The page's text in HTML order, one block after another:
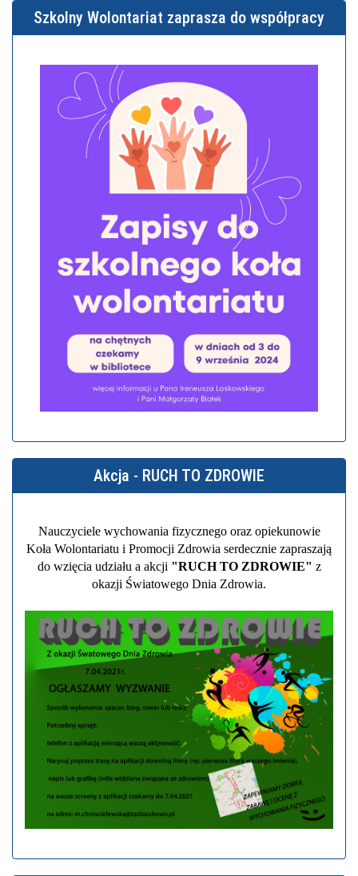
Szkolny Wolontariat zaprasza do współpracy
Akcja - RUCH TO ZDROWIE
Nauczyciele wychowania fizycznego oraz opiekunowie
Koła Wolontariatu i Promocji Zdrowia serdecznie zapraszają
do wzięcia udziału a akcji "RUCH TO ZDROWIE" z
okazji Światowego Dnia Zdrowia.